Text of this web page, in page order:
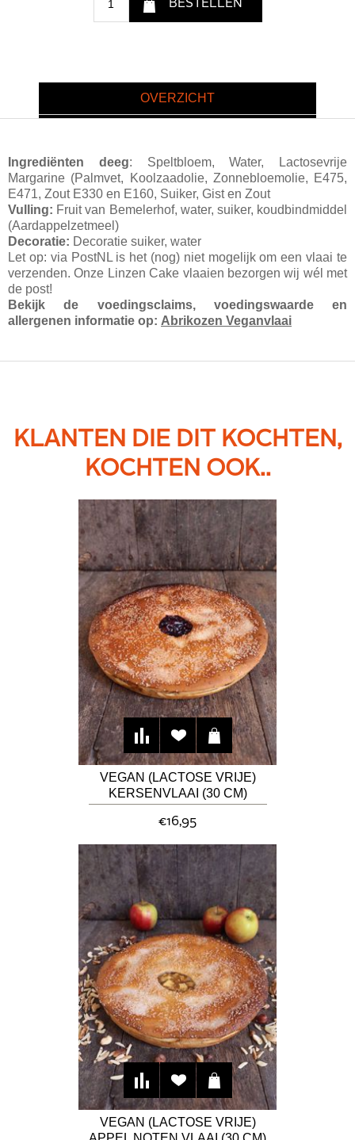
OVERZICHT
Ingrediënten deeg: Speltbloem, Water, Lactosevrije
Margarine (Palmvet, Koolzaadolie, Zonnebloemolie, E475,
E471, Zout E330 en E160, Suiker, Gist en Zout
Vulling: Fruit van Bemelerhof, water, suiker, koudbindmiddel
(Aardappelzetmeel)
Decoratie: Decoratie suiker, water
Let op: via PostNL is het (nog) niet mogelijk om een vlaai te
verzenden. Onze Linzen Cake vlaaien bezorgen wij wél met
de post!
Bekijk de voedingsclaims, voedingswaarde en
allergenen informatie op: Abrikozen Veganvlaai
KLANTEN DIE DIT KOCHTEN,
KOCHTEN OOK..
VEGAN (LACTOSE VRIJE)
KERSENVLAAI (30 CM)
€16,95
VEGAN (LACTOSE VRIJE)